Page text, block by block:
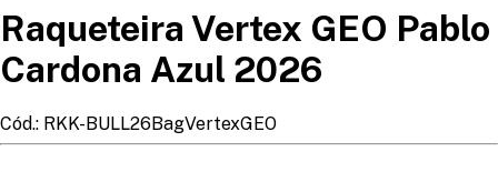
Raqueteira Vertex GEO Pablo
Cardona Azul 2026
Cód.: RKK-BULL26BagVertexGEO